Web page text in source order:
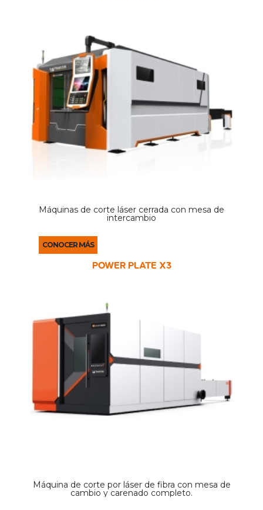
Máquinas de corte láser cerrada con mesa de
intercambio
CONOCER MÁS
POWER PLATE X3
Máquina de corte por láser de fibra con mesa de
cambio y carenado completo.